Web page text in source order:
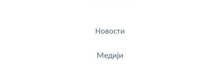
Новости
Медији